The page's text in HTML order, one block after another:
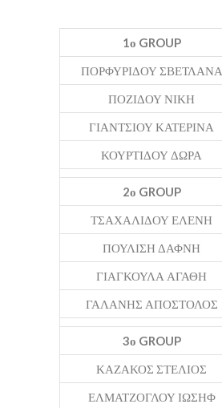
1ο GROUP
ΠΟΡΦΥΡΙΔΟΥ ΣΒΕΤΛΑΝΑ
ΠΟΖΙΔΟΥ ΝΙΚΗ
ΓΙΑΝΤΣΙΟΥ ΚΑΤΕΡΙΝΑ
ΚΟΥΡΤΙΔΟΥ ΔΩΡΑ
2ο GROUP
ΤΣΑΧΑΛΙΔΟΥ ΕΛΕΝΗ
ΠΟΥΛΙΣΗ ΔΑΦΝΗ
ΓΙΑΓΚΟΥΛΑ ΑΓΑΘΗ
ΓΑΛΑΝΗΣ ΑΠΟΣΤΟΛΟΣ
3ο GROUP
ΚΑΖΑΚΟΣ ΣΤΕΛΙΟΣ
ΕΛΜΑΤΖΟΓΛΟΥ ΙΩΣΗΦ